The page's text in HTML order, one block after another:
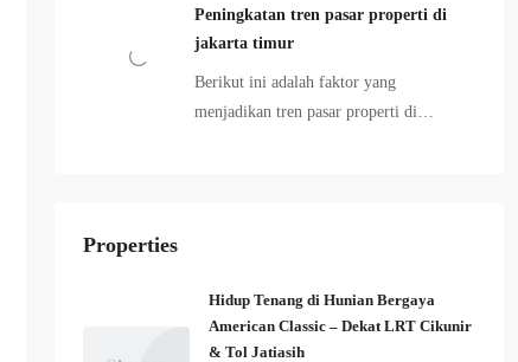
Peningkatan tren pasar properti di
jakarta timur
Berikut ini adalah faktor yang
menjadikan tren pasar properti di…
Properties
Hidup Tenang di Hunian Bergaya
American Classic – Dekat LRT Cikunir
& Tol Jatiasih